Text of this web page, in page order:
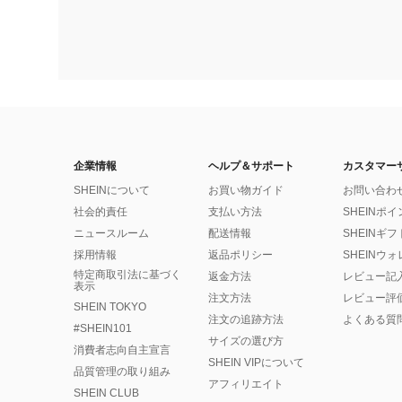
企業情報
SHEINについて
社会的責任
ニュースルーム
採用情報
特定商取引法に基づく
表示
SHEIN TOKYO
#SHEIN101
消費者志向自主宣言
品質管理の取り組み
SHEIN CLUB
ヘルプ＆サポート
お買い物ガイド
支払い方法
配送情報
返品ポリシー
返金方法
注文方法
注文の追跡方法
サイズの選び方
SHEIN VIPについて
アフィリエイト
カスタマー
お問い合わ
SHEINポイ
SHEINギフ
SHEINウォ
レビュー記
レビュー評
よくある質